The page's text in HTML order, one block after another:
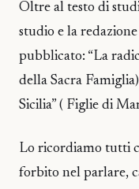
Oltre al testo di
studio e la
pubblicato: “La
della Sacra
Sicilia” ( Figlie di
Lo ricordiamo tutti
forbito nel parlare,